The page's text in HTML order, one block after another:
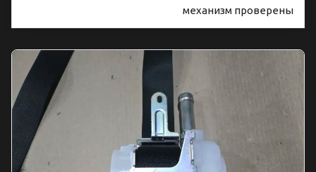
механизм проверены